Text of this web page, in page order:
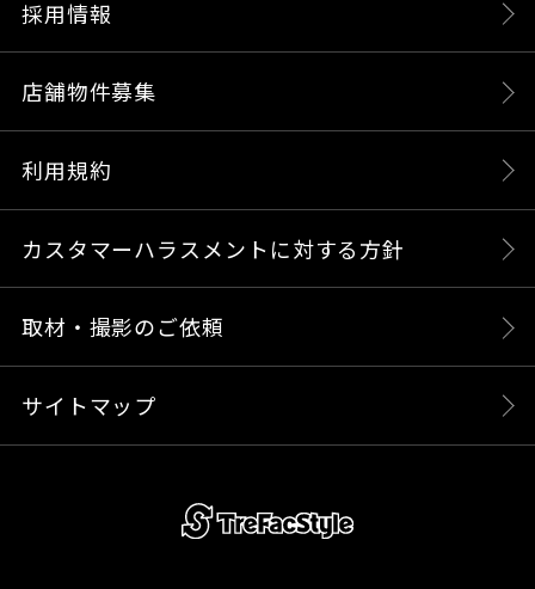
採用情報
店舗物件募集
利用規約
カスタマーハラスメントに対する方針
取材・撮影のご依頼
サイトマップ